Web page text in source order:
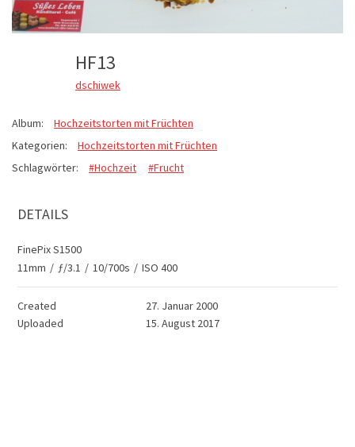
HF13
dschiwek
Album:
Hochzeitstorten mit Früchten
Kategorien:
Hochzeitstorten mit Früchten
Schlagwörter:
#Hochzeit #Frucht
DETAILS
FinePix S1500
11mm / ƒ/3.1 / 10/700s / ISO 400
Created
27. Januar 2000
Uploaded
15. August 2017